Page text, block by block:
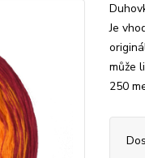
Je
může
250